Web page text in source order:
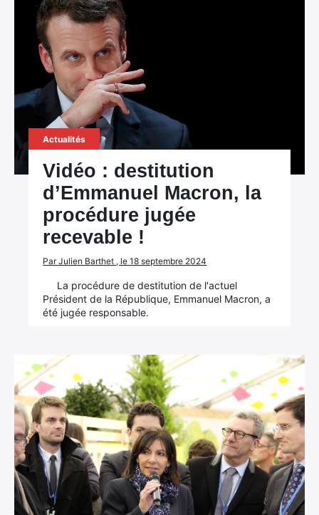
Actualités
Vidéo : destitution
d’Emmanuel Macron, la
procédure jugée
recevable !
Par Julien Barthet , le 18 septembre 2024
La procédure de destitution de l'actuel
Président de la République, Emmanuel Macron, a
été jugée responsable.